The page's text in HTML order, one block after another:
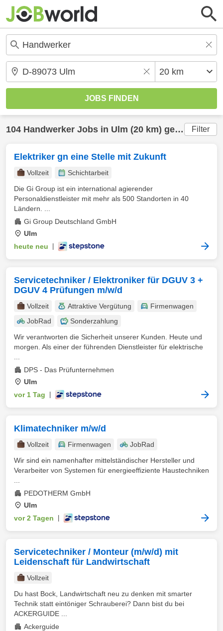
104 Handwerker Jobs in Ulm (20 km) gefunden Filter
Elektriker gn eine Stelle mit Zukunft
Vollzeit
Schichtarbeit
Die Gi Group ist ein international agierender
Personaldienstleister mit mehr als 500 Standorten in 40
Ländern. ...
Gi Group Deutschland GmbH
Ulm
heute neu
Servicetechniker / Elektroniker für DGUV 3 +
DGUV 4 Prüfungen m/w/d
Vollzeit Attraktive Vergütung
Firmenwagen
JobRad
Sonderzahlung
Wir verantworten die Sicherheit unserer Kunden. Heute und
morgen. Als einer der führenden Dienstleister für elektrische
DPS - Das Prüfunternehmen
Ulm
vor 1 Tag
Klimatechniker m/w/d
Vollzeit Firmenwagen
JobRad
Wir sind ein namenhafter mittelständischer Hersteller und
Verarbeiter von Systemen für energieeffiziente Haustechniken
PEDOTHERM GmbH
Ulm
vor 2 Tagen
Servicetechniker / Monteur (m/w/d) mit
Leidenschaft für Landwirtschaft
Vollzeit
Du hast Bock, Landwirtschaft neu zu denken mit smarter
Technik statt eintöniger Schrauberei? Dann bist du bei
ACKERGUIDE ...
Ackerguide